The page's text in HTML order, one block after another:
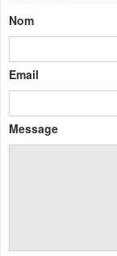
Nom
Email
Message